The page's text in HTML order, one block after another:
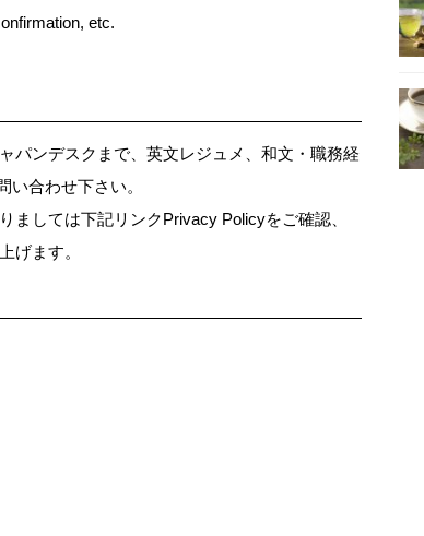
etc.
パンデスクまで、英文レジュメ、和文・職務経
合わせ下さい。
ましては下記リンクPrivacy Policyをご確認、
げます。